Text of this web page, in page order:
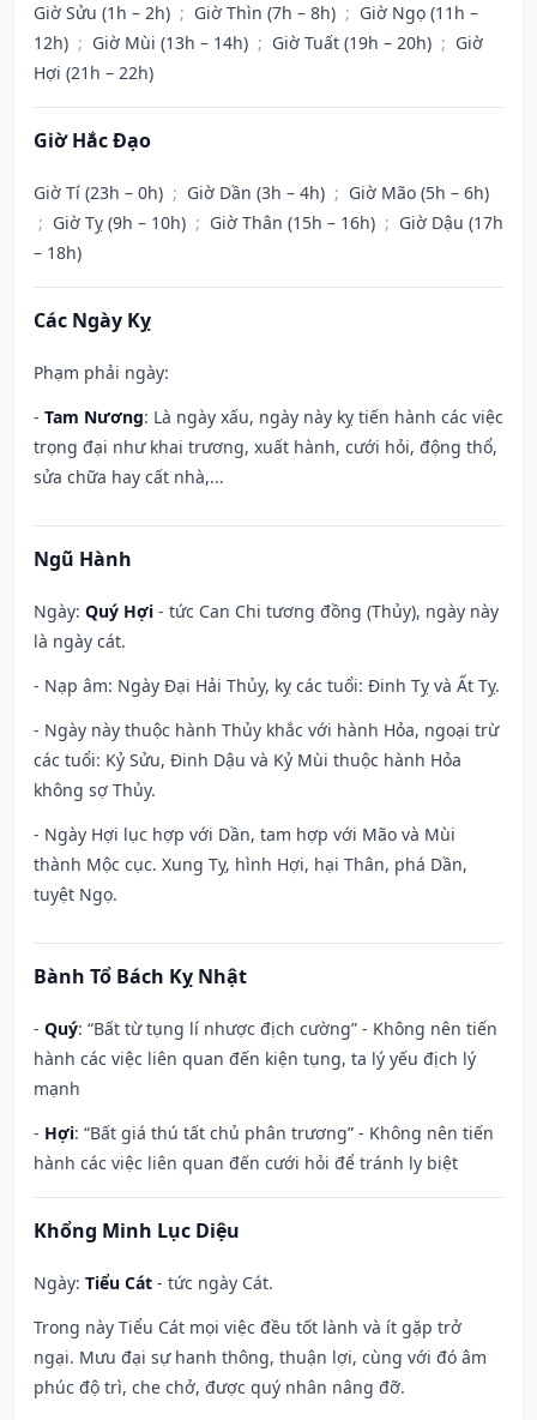
Giờ Sửu (1h – 2h) ; Giờ Thìn (7h – 8h) ; Giờ Ngọ (11h –
12h) ; Giờ Mùi (13h – 14h) ; Giờ Tuất (19h – 20h) ; Giờ
Hợi (21h – 22h)
Giờ Hắc Đạo
Giờ Tí (23h – 0h) ; Giờ Dần (3h – 4h) ; Giờ Mão (5h – 6h)
; Giờ Tỵ (9h – 10h) ; Giờ Thân (15h – 16h) ; Giờ Dậu (17h
– 18h)
Các Ngày Kỵ
Phạm phải ngày:
- Tam Nương: Là ngày xấu, ngày này kỵ tiến hành các việc
trọng đại như khai trương, xuất hành, cưới hỏi, động thổ,
sửa chữa hay cất nhà,...
Ngũ Hành
Ngày: Quý Hợi - tức Can Chi tương đồng (Thủy), ngày này
là ngày cát.
- Nạp âm: Ngày Đại Hải Thủy, kỵ các tuổi: Đinh Tỵ và Ất Tỵ.
- Ngày này thuộc hành Thủy khắc với hành Hỏa, ngoại trừ
các tuổi: Kỷ Sửu, Đinh Dậu và Kỷ Mùi thuộc hành Hỏa
không sợ Thủy.
- Ngày Hợi lục hợp với Dần, tam hợp với Mão và Mùi
thành Mộc cục. Xung Tỵ, hình Hợi, hại Thân, phá Dần,
tuyệt Ngọ.
Bành Tổ Bách Kỵ Nhật
- Quý: “Bất từ tụng lí nhược địch cường” - Không nên tiến
hành các việc liên quan đến kiện tụng, ta lý yếu địch lý
mạnh
- Hợi: “Bất giá thú tất chủ phân trương” - Không nên tiến
hành các việc liên quan đến cưới hỏi để tránh ly biệt
Khổng Minh Lục Diệu
Ngày: Tiểu Cát - tức ngày Cát.
Trong này Tiểu Cát mọi việc đều tốt lành và ít gặp trở
ngại. Mưu đại sự hanh thông, thuận lợi, cùng với đó âm
phúc độ trì, che chở, được quý nhân nâng đỡ.